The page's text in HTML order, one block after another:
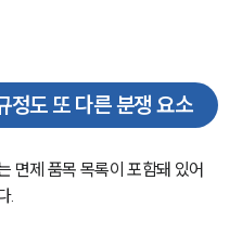
정도 또 다른 분쟁 요소
면제 품목 목록이 포함돼 있어
.